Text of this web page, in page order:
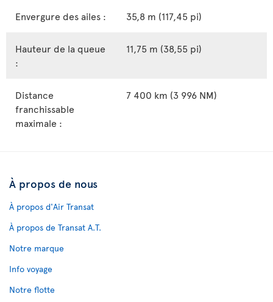
Envergure des ailes : 35,8 m (117,45 pi)
Hauteur de la queue
:
11,75 m (38,55 pi)
Distance
franchissable
maximale :
7 400 km (3 996 NM)
À propos de nous
À propos d'Air Transat
À propos de Transat A.T.
Notre marque
Info voyage
Notre flotte